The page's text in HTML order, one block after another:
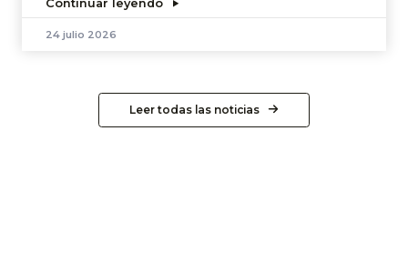
Continuar leyendo
24 julio 2026
Leer todas las noticias